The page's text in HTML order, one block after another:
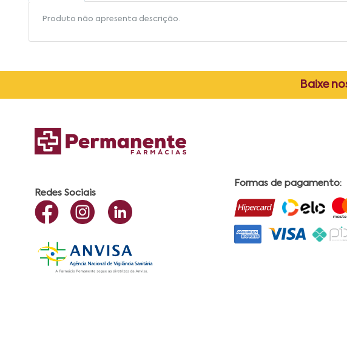
Produto não apresenta descrição.
Baixe
Redes Sociais
Formas de pagamento: